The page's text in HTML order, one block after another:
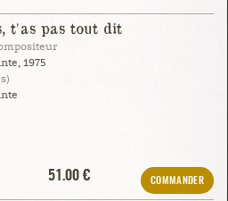
t'as pas tout dit
1975
51.00 €
COMMANDER